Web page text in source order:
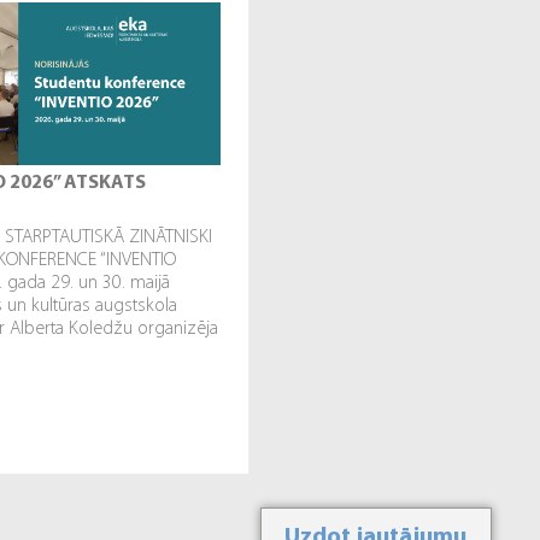
2026” ATSKATS
STARPTAUTISKĀ ZINĀTNISKI
“INVENTIO
gada 29. un 30. maijā
un kultūras augstskola
Alberta Koledžu organizēja